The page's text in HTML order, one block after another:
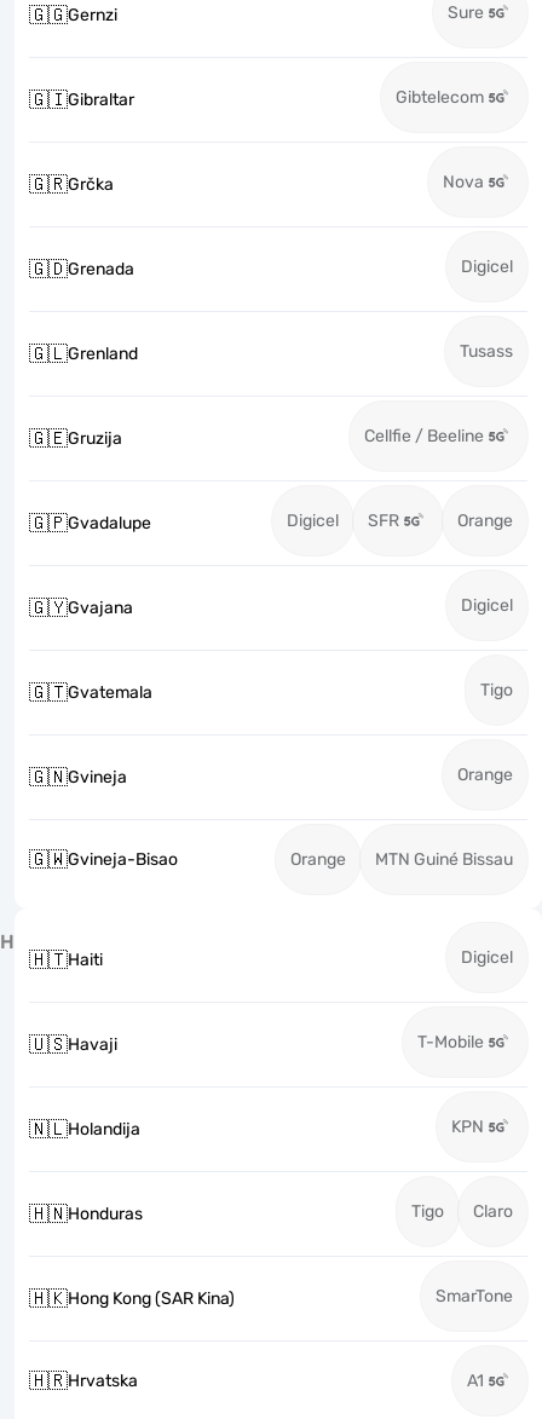
🇬🇬Gernzi Sure
🇬🇮Gibraltar Gibtelecom
🇬🇷Grčka Nova
🇬🇩Grenada Digicel
🇬🇱Grenland Tusass
🇬🇪Gruzija Cellfie / Beeline
🇬🇵Gvadalupe Digicel SFR Orange
🇬🇾Gvajana Digicel
🇬🇹Gvatemala Tigo
🇬🇳Gvineja Orange
🇬🇼Gvineja-Bisao Orange MTN Guiné Bissau
H
🇭🇹Haiti Digicel
🇺🇸Havaji T-Mobile
🇳🇱Holandija KPN
🇭🇳Honduras Tigo Claro
🇭🇰Hong Kong (SAR Kina) SmarTone
🇭🇷Hrvatska A1